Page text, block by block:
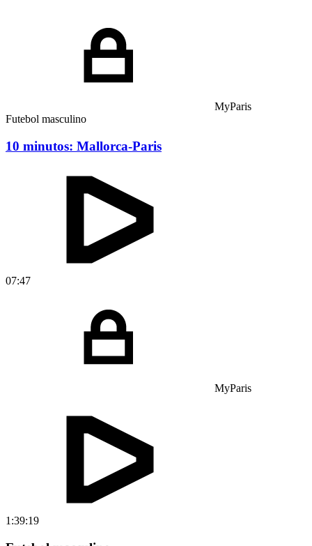
MyParis
Futebol masculino
10 minutos: Mallorca-Paris
07:47
MyParis
1:39:19